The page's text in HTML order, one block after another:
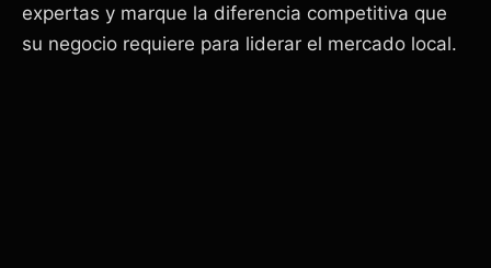
expertas y marque la diferencia competitiva que
su negocio requiere para liderar el mercado local.